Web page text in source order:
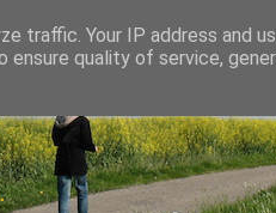
traffic. Your IP address and
quality of service,